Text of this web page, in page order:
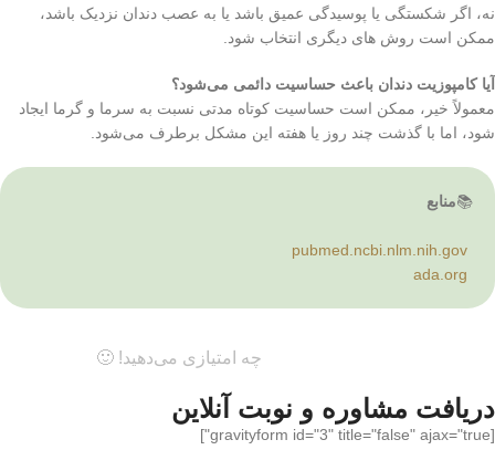
نه، اگر شکستگی یا پوسیدگی عمیق باشد یا به عصب دندان نزدیک باشد،
ممکن است روش های دیگری انتخاب شود.
آیا کامپوزیت دندان باعث حساسیت دائمی می‌شود؟
معمولاً خیر، ممکن است حساسیت کوتاه‌ مدتی نسبت به سرما و گرما ایجاد
شود، اما با گذشت چند روز یا هفته این مشکل برطرف می‌شود.
📚منابع
pubmed.ncbi.nlm.nih.gov
ada.org
چه امتیازی می‌دهید! 🙂
دریافت مشاوره و نوبت آنلاین
[gravityform id="3" title="false" ajax="true"]